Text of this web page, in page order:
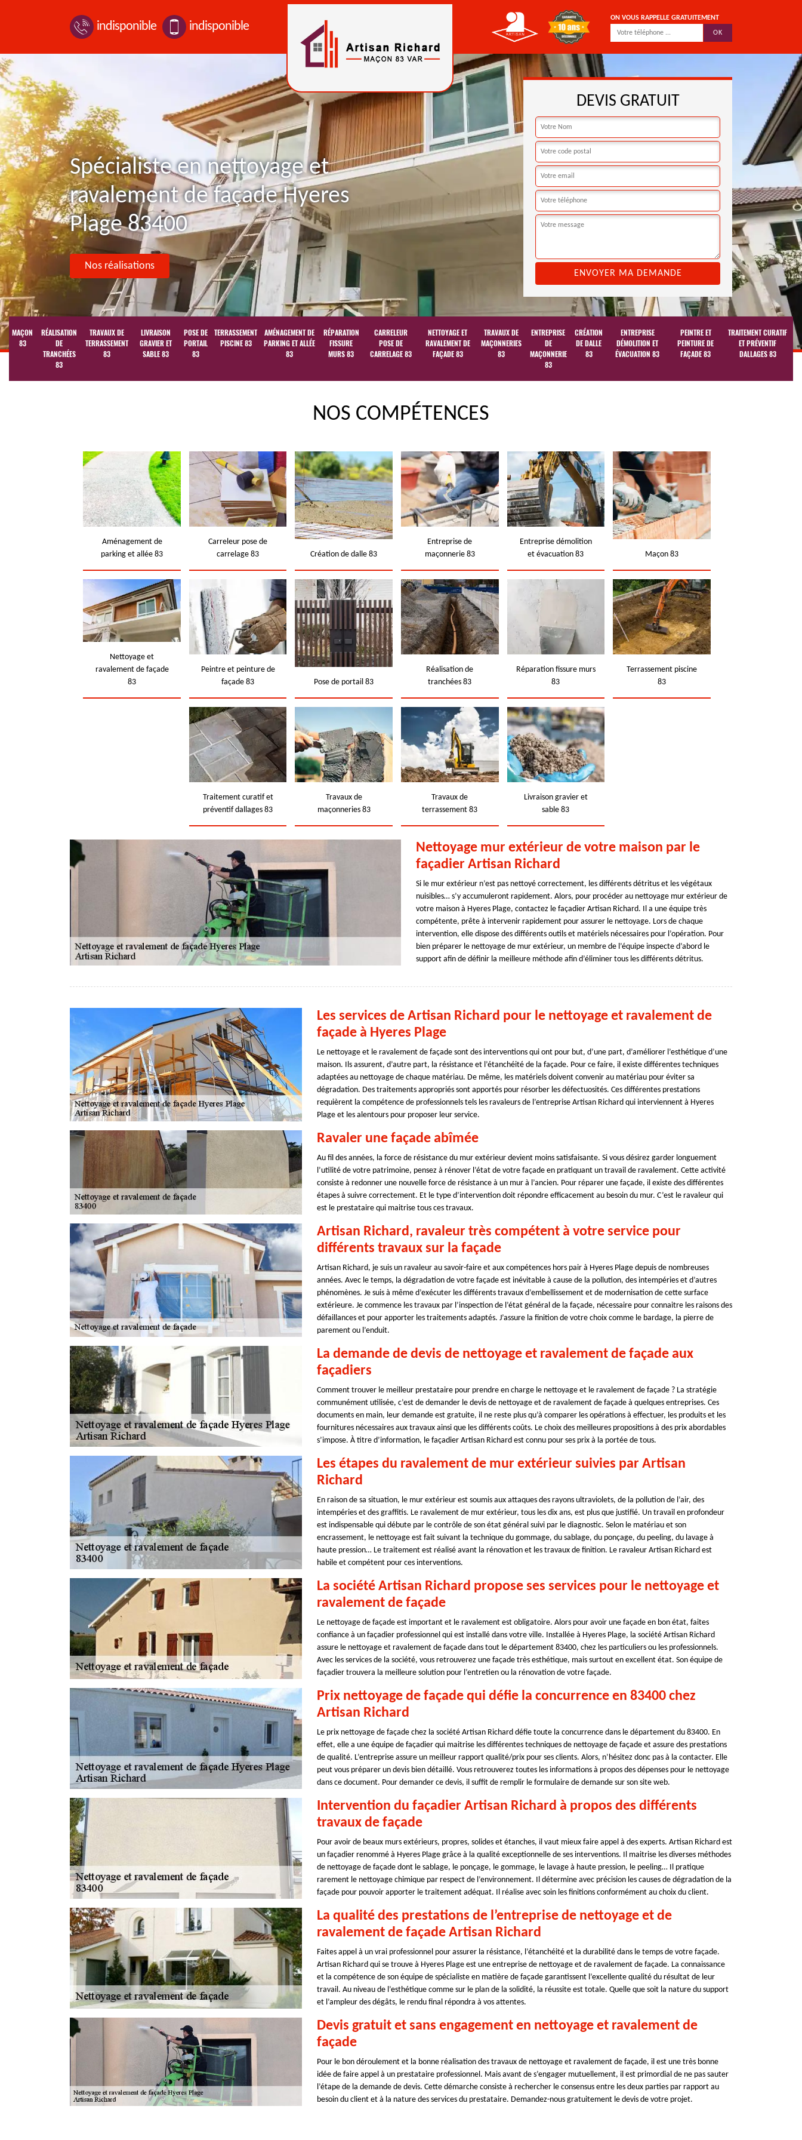
indisponible indisponible
ON VOUS RAPPELLE GRATUITEMENT
Spécialiste en nettoyage et
ravalement de façade Hyeres
Plage 83400
Nos réalisations
DEVIS GRATUIT
MAÇON
83
RÉALISATION
DE
TRANCHÉES
83
TRAVAUX DE
TERRASSEMENT
83
LIVRAISON
GRAVIER ET
SABLE 83
POSE DE
PORTAIL
83
TERRASSEMENT
PISCINE 83
AMÉNAGEMENT DE
PARKING ET ALLÉE
83
RÉPARATION
FISSURE
MURS 83
CARRELEUR
POSE DE
CARRELAGE 83
NETTOYAGE ET
RAVALEMENT DE
FAÇADE 83
TRAVAUX DE
MAÇONNERIES
83
ENTREPRISE
DE
MAÇONNERIE
83
CRÉATION
DE DALLE
83
ENTREPRISE
DÉMOLITION ET
ÉVACUATION 83
PEINTRE ET
PEINTURE DE
FAÇADE 83
TRAITEMENT CURATIF
ET PRÉVENTIF
DALLAGES 83
NOS COMPÉTENCES
Aménagement de
parking et allée 83
Carreleur pose de
carrelage 83
Création de dalle 83
Entreprise de
maçonnerie 83
Entreprise démolition
et évacuation 83
Maçon 83
Nettoyage et
ravalement de façade
83
Peintre et peinture de
façade 83
Pose de portail 83
Réalisation de
tranchées 83
Réparation fissure murs
83
Terrassement piscine
83
Traitement curatif et
préventif dallages 83
Travaux de
maçonneries 83
Travaux de
terrassement 83
Livraison gravier et
sable 83
Nettoyage mur extérieur de votre maison par le
façadier Artisan Richard
Si le mur extérieur n’est pas nettoyé correctement, les différents détritus et les végétaux
nuisibles… s’y accumuleront rapidement. Alors, pour procéder au nettoyage mur extérieur de
votre maison à Hyeres Plage, contactez le façadier Artisan Richard. Il a une équipe très
compétente, prête à intervenir rapidement pour assurer le nettoyage. Lors de chaque
intervention, elle dispose des différents outils et matériels nécessaires pour l’opération. Pour
bien préparer le nettoyage de mur extérieur, un membre de l’équipe inspecte d’abord le
support afin de définir la meilleure méthode afin d’éliminer tous les différents détritus.
Les services de Artisan Richard pour le nettoyage et ravalement de
façade à Hyeres Plage
Le nettoyage et le ravalement de façade sont des interventions qui ont pour but, d’une part, d’améliorer l’esthétique d’une
maison. Ils assurent, d’autre part, la résistance et l’étanchéité de la façade. Pour ce faire, il existe différentes techniques
adaptées au nettoyage de chaque matériau. De même, les matériels doivent convenir au matériau pour éviter sa
dégradation. Des traitements appropriés sont apportés pour résorber les défectuosités. Ces différentes prestations
requièrent la compétence de professionnels tels les ravaleurs de l’entreprise Artisan Richard qui interviennent à Hyeres
Plage et les alentours pour proposer leur service.
Ravaler une façade abîmée
Au fil des années, la force de résistance du mur extérieur devient moins satisfaisante. Si vous désirez garder longuement
l’utilité de votre patrimoine, pensez à rénover l’état de votre façade en pratiquant un travail de ravalement. Cette activité
consiste à redonner une nouvelle force de résistance à un mur à l’ancien. Pour réparer une façade, il existe des différentes
étapes à suivre correctement. Et le type d’intervention doit répondre efficacement au besoin du mur. C’est le ravaleur qui
est le prestataire qui maitrise tous ces travaux.
Artisan Richard, ravaleur très compétent à votre service pour
différents travaux sur la façade
Artisan Richard, je suis un ravaleur au savoir-faire et aux compétences hors pair à Hyeres Plage depuis de nombreuses
années. Avec le temps, la dégradation de votre façade est inévitable à cause de la pollution, des intempéries et d’autres
phénomènes. Je suis à même d’exécuter les différents travaux d’embellissement et de modernisation de cette surface
extérieure. Je commence les travaux par l’inspection de l’état général de la façade, nécessaire pour connaitre les raisons des
défaillances et pour apporter les traitements adaptés. J’assure la finition de votre choix comme le bardage, la pierre de
parement ou l’enduit.
La demande de devis de nettoyage et ravalement de façade aux
façadiers
Comment trouver le meilleur prestataire pour prendre en charge le nettoyage et le ravalement de façade ? La stratégie
communément utilisée, c’est de demander le devis de nettoyage et de ravalement de façade à quelques entreprises. Ces
documents en main, leur demande est gratuite, il ne reste plus qu’à comparer les opérations à effectuer, les produits et les
fournitures nécessaires aux travaux ainsi que les différents coûts. Le choix des meilleures propositions à des prix abordables
s’impose. À titre d’information, le façadier Artisan Richard est connu pour ses prix à la portée de tous.
Les étapes du ravalement de mur extérieur suivies par Artisan
Richard
En raison de sa situation, le mur extérieur est soumis aux attaques des rayons ultraviolets, de la pollution de l’air, des
intempéries et des graffitis. Le ravalement de mur extérieur, tous les dix ans, est plus que justifié. Un travail en profondeur
est indispensable qui débute par le contrôle de son état général suivi par le diagnostic. Selon le matériau et son
encrassement, le nettoyage est fait suivant la technique du gommage, du sablage, du ponçage, du peeling, du lavage à
haute pression… Le traitement est réalisé avant la rénovation et les travaux de finition. Le ravaleur Artisan Richard est
habile et compétent pour ces interventions.
La société Artisan Richard propose ses services pour le nettoyage et
ravalement de façade
Le nettoyage de façade est important et le ravalement est obligatoire. Alors pour avoir une façade en bon état, faites
confiance à un façadier professionnel qui est installé dans votre ville. Installée à Hyeres Plage, la société Artisan Richard
assure le nettoyage et ravalement de façade dans tout le département 83400, chez les particuliers ou les professionnels.
Avec les services de la société, vous retrouverez une façade très esthétique, mais surtout en excellent état. Son équipe de
façadier trouvera la meilleure solution pour l’entretien ou la rénovation de votre façade.
Prix nettoyage de façade qui défie la concurrence en 83400 chez
Artisan Richard
Le prix nettoyage de façade chez la société Artisan Richard défie toute la concurrence dans le département du 83400. En
effet, elle a une équipe de façadier qui maitrise les différentes techniques de nettoyage de façade et assure des prestations
de qualité. L’entreprise assure un meilleur rapport qualité/prix pour ses clients. Alors, n’hésitez donc pas à la contacter. Elle
peut vous préparer un devis bien détaillé. Vous retrouverez toutes les informations à propos des dépenses pour le nettoyage
dans ce document. Pour demander ce devis, il suffit de remplir le formulaire de demande sur son site web.
Intervention du façadier Artisan Richard à propos des différents
travaux de façade
Pour avoir de beaux murs extérieurs, propres, solides et étanches, il vaut mieux faire appel à des experts. Artisan Richard est
un façadier renommé à Hyeres Plage grâce à la qualité exceptionnelle de ses interventions. Il maitrise les diverses méthodes
de nettoyage de façade dont le sablage, le ponçage, le gommage, le lavage à haute pression, le peeling… Il pratique
rarement le nettoyage chimique par respect de l’environnement. Il détermine avec précision les causes de dégradation de la
façade pour pouvoir apporter le traitement adéquat. Il réalise avec soin les finitions conformément au choix du client.
La qualité des prestations de l’entreprise de nettoyage et de
ravalement de façade Artisan Richard
Faites appel à un vrai professionnel pour assurer la résistance, l’étanchéité et la durabilité dans le temps de votre façade.
Artisan Richard qui se trouve à Hyeres Plage est une entreprise de nettoyage et de ravalement de façade. La connaissance
et la compétence de son équipe de spécialiste en matière de façade garantissent l’excellente qualité du résultat de leur
travail. Au niveau de l’esthétique comme sur le plan de la solidité, la réussite est totale. Quelle que soit la nature du support
et l’ampleur des dégâts, le rendu final répondra à vos attentes.
Devis gratuit et sans engagement en nettoyage et ravalement de
façade
Pour le bon déroulement et la bonne réalisation des travaux de nettoyage et ravalement de façade, il est une très bonne
idée de faire appel à un prestataire professionnel. Mais avant de s’engager mutuellement, il est primordial de ne pas sauter
l’étape de la demande de devis. Cette démarche consiste à rechercher le consensus entre les deux parties par rapport au
besoin du client et à la nature des services du prestataire. Demandez-nous gratuitement le devis de votre projet.